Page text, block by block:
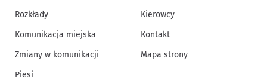
Rozkłady
Komunikacja miejska
Zmiany w komunikacji
Piesi
Kierowcy
Kontakt
Mapa strony